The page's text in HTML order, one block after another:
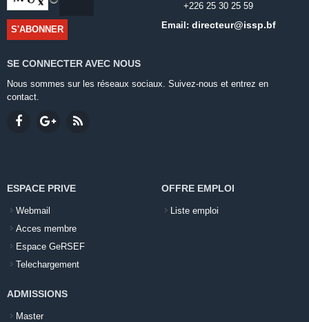
+226 25 30 25 59
Email: directeur@issp.bf
SE CONNECTER AVEC NOUS
Nous sommes sur les réseaux sociaux. Suivez-nous et entrez en
contact.
ESPACE PRIVE
Webmail
Acces membre
Espace GeRSEF
Telechargement
OFFRE EMPLOI
Liste emploi
ADMISSIONS
Master